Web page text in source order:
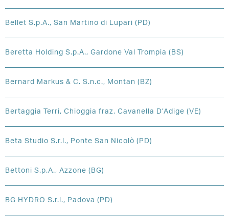
Bellet S.p.A., San Martino di Lupari (PD)
Beretta Holding S.p.A., Gardone Val Trompia (BS)
Bernard Markus & C. S.n.c., Montan (BZ)
Bertaggia Terri, Chioggia fraz. Cavanella D’Adige (VE)
Beta Studio S.r.l., Ponte San Nicolò (PD)
Bettoni S.p.A., Azzone (BG)
BG HYDRO S.r.l., Padova (PD)